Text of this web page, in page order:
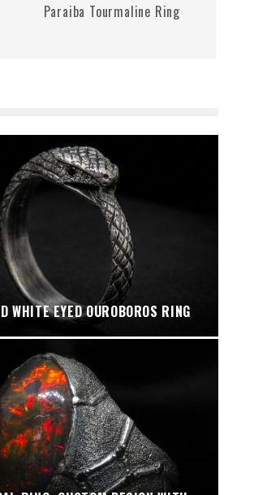
Paraiba Tourmaline Ring
WHITE EYED OUROBOROS RING